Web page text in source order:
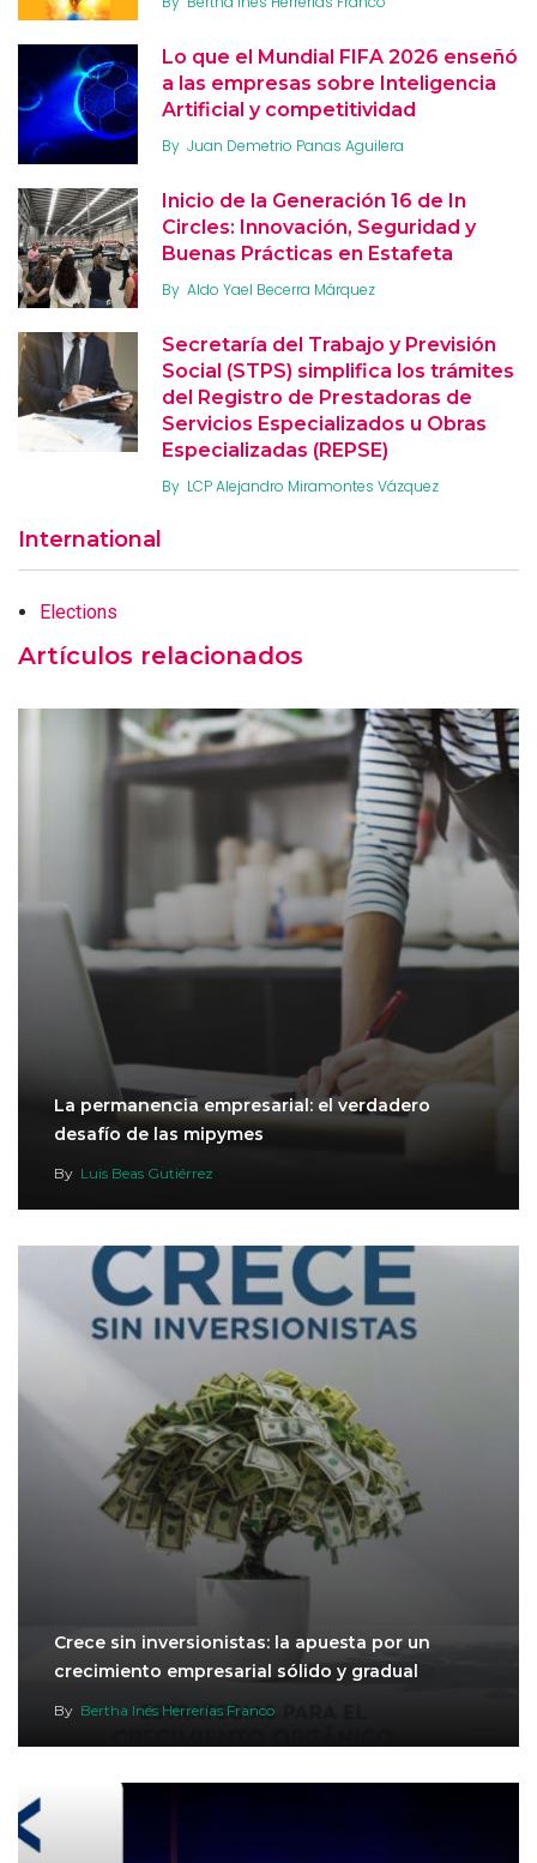
Lo que el Mundial FIFA 2026 enseñó
a las empresas sobre Inteligencia
Artificial y competitividad
By Juan Demetrio Panas Aguilera
Inicio de la Generación 16 de In
Circles: Innovación, Seguridad y
Buenas Prácticas en Estafeta
By Aldo Yael Becerra Márquez
Secretaría del Trabajo y Previsión
Social (STPS) simplifica los trámites
del Registro de Prestadoras de
Servicios Especializados u Obras
Especializadas (REPSE)
By LCP Alejandro Miramontes Vázquez
International
Elections
Artículos relacionados
La permanencia empresarial: el verdadero
desafío de las mipymes
By Luis Beas Gutiérrez
Crece sin inversionistas: la apuesta por un
crecimiento empresarial sólido y gradual
By Bertha Inés Herrerías Franco